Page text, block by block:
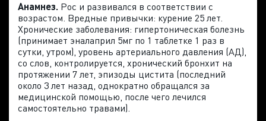
Анамнез. Рос и развивался в соответствии с
возрастом. Вредные привычки: курение 25 лет.
Хронические заболевания: гипертоническая болезнь
(принимает эналаприл 5мг по 1 таблетке 1 раз в
сутки, утром), уровень артериального давления (АД),
со слов, контролируется, хронический бронхит на
протяжении 7 лет, эпизоды цистита (последний
около 3 лет назад, однократно обращался за
медицинской помощью, после чего лечился
самостоятельно травами).